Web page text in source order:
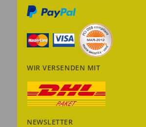
WIR VERSENDEN MIT
NEWSLETTER